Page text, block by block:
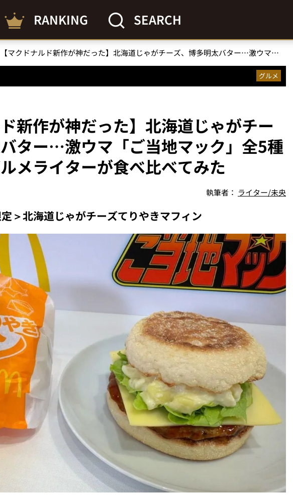
RANKING SEARCH
【マクドナルド新作が神だった】北海道じゃがチーズ、博多明太バター…激ウマ「ご当地マック」全5種を一足先にグルメライターが食べ比べてみた
グルメ
ド新作が神だった】北海道じゃがチー
ター…激ウマ「ご当地マック」全5種
メライターが食べ比べてみた
執筆者： ライター/未央
定＞北海道じゃがチーズてりやきマフィン